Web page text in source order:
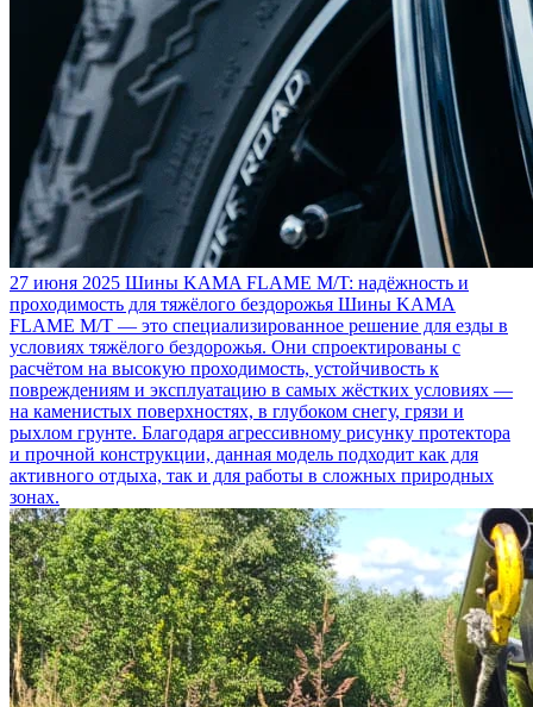
27 июня 2025 Шины KAMA FLAME M/T: надёжность и
проходимость для тяжёлого бездорожья Шины KAMA
FLAME M/T — это специализированное решение для езды в
условиях тяжёлого бездорожья. Они спроектированы с
расчётом на высокую проходимость, устойчивость к
повреждениям и эксплуатацию в самых жёстких условиях —
на каменистых поверхностях, в глубоком снегу, грязи и
рыхлом грунте. Благодаря агрессивному рисунку протектора
и прочной конструкции, данная модель подходит как для
активного отдыха, так и для работы в сложных природных
зонах.